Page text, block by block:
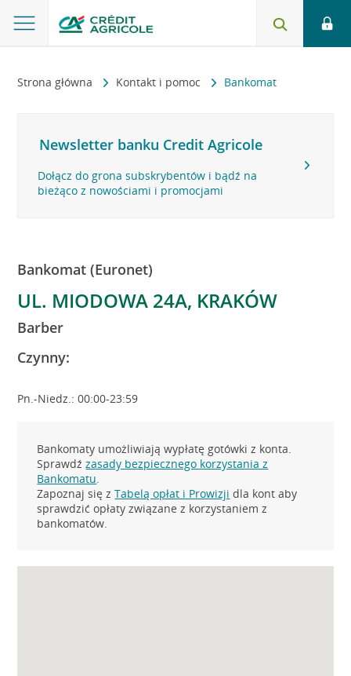
Strona główna Kontakt i pomoc Bankomat
Newsletter banku Credit Agricole
Dołącz do grona subskrybentów i bądź na
bieżąco z nowościami i promocjami
Bankomat (Euronet)
UL. MIODOWA 24A, KRAKÓW
Barber
Czynny:
Pn.-Niedz.: 00:00-23:59
Bankomaty umożliwiają wypłatę gotówki z konta.
Sprawdźzasady bezpiecznego korzystania z
Bankomatu.
Zapoznaj się zTabelą opłat i Prowizji dla kont aby
sprawdzić opłaty związane z korzystaniem z
bankomatów.